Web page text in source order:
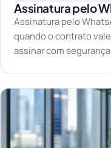
Assinatura pelo
Assinatura pelo
quando o contrato
assinar com segurança